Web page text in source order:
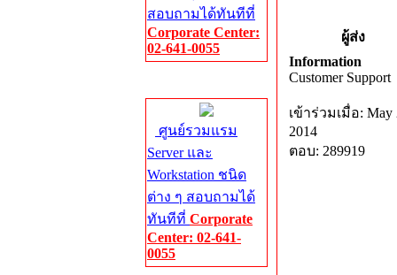
สอบถามได้ทันทีที่
Corporate Center:
02-641-0055
ศูนย์รวมแรม
Server และ
Workstation ชนิด
ต่าง ๆ สอบถามได้
ทันทีที่ Corporate
Center: 02-641-
0055
ผู้ส่ง
Information
Customer Support
เข้าร่วมเมื่อ: May
2014
ตอบ: 289919